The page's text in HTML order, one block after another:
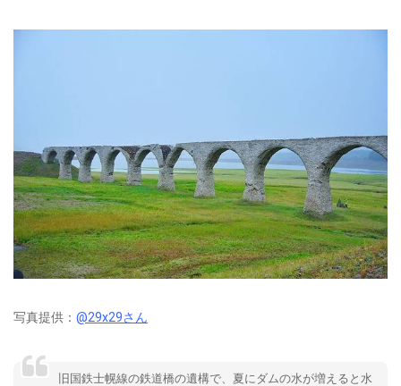
写真提供： @29x29さん
旧国鉄士幌線の鉄道橋の遺構で、夏にダムの水が増えると水